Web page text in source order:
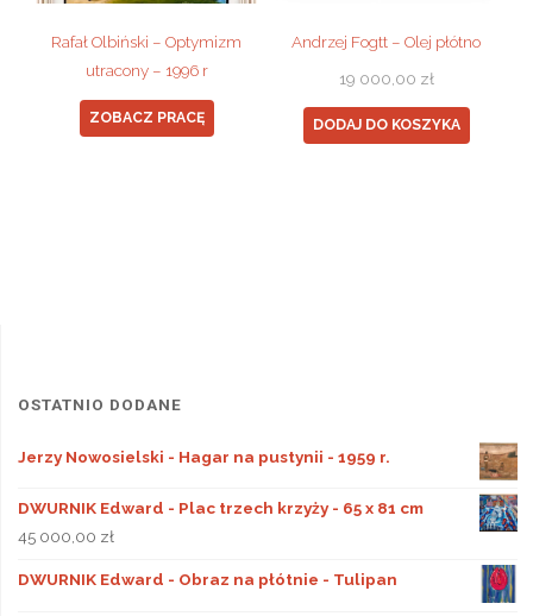
Rafał Olbiński – Optymizm
utracony – 1996 r
ZOBACZ PRACĘ
Andrzej Fogtt – Olej płótno
19 000,00 zł
DODAJ DO KOSZYKA
OSTATNIO DODANE
Jerzy Nowosielski - Hagar na pustynii - 1959 r.
DWURNIK Edward - Plac trzech krzyży - 65 x 81 cm
45 000,00 zł
DWURNIK Edward - Obraz na płótnie - Tulipan